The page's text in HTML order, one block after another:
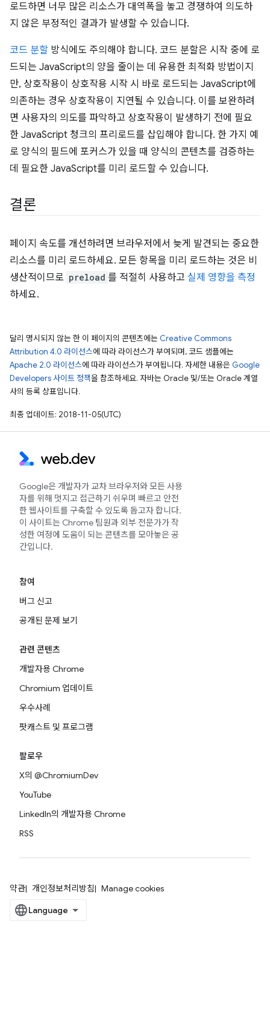
로드하면 너무 많은 리소스가 대역폭을 놓고 경쟁하여 의도하
지 않은 부정적인 결과가 발생할 수 있습니다.
코드 분할 방식에도 주의해야 합니다. 코드 분할은 시작 중에 로
드되는 JavaScript의 양을 줄이는 데 유용한 최적화 방법이지
만, 상호작용이 상호작용 시작 시 바로 로드되는 JavaScript에
의존하는 경우 상호작용이 지연될 수 있습니다. 이를 보완하려
면 사용자의 의도를 파악하고 상호작용이 발생하기 전에 필요
한 JavaScript 청크의 프리로드를 삽입해야 합니다. 한 가지 예
로 양식의 필드에 포커스가 있을 때 양식의 콘텐츠를 검증하는
데 필요한 JavaScript를 미리 로드할 수 있습니다.
결론
페이지 속도를 개선하려면 브라우저에서 늦게 발견되는 중요한
리소스를 미리 로드하세요. 모든 항목을 미리 로드하는 것은 비
생산적이므로 preload 를 적절히 사용하고 실제 영향을 측정
하세요.
달리 명시되지 않는 한 이 페이지의 콘텐츠에는 Creative Commons
Attribution 4.0 라이선스에 따라 라이선스가 부여되며, 코드 샘플에는
Apache 2.0 라이선스에 따라 라이선스가 부여됩니다. 자세한 내용은 Google
Developers 사이트 정책을 참조하세요. 자바는 Oracle 및/또는 Oracle 계열
사의 등록 상표입니다.
최종 업데이트: 2018-11-05(UTC)
Google은 개발자가 교차 브라우저와 모든 사용
자를 위해 멋지고 접근하기 쉬우며 빠르고 안전
한 웹사이트를 구축할 수 있도록 돕고자 합니다.
이 사이트는 Chrome 팀원과 외부 전문가가 작
성한 여정에 도움이 되는 콘텐츠를 모아놓은 공
간입니다.
참여
버그 신고
공개된 문제 보기
관련 콘텐츠
개발자용 Chrome
Chromium 업데이트
우수사례
팟캐스트 및 프로그램
팔로우
X의 @ChromiumDev
YouTube
LinkedIn의 개발자용 Chrome
RSS
약관 개인정보처리방침 Manage cookies